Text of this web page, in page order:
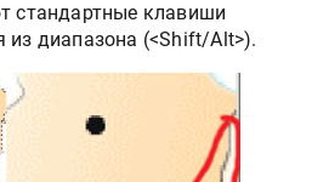
стандартные клавиши
диапазона (<Shift/Alt>).